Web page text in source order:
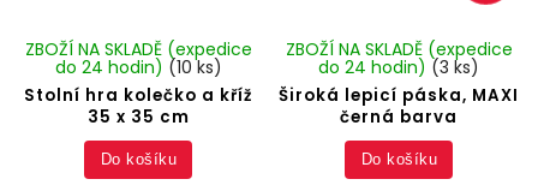
Stolní hra kolečko a kříž
35 x 35 cm
ZBOŽÍ NA SKLADĚ (expedice
do 24 hodin) (10 ks)
Do košíku
Široká lepicí páska, MAXI
černá barva
ZBOŽÍ NA SKLADĚ (expedice
do 24 hodin) (3 ks)
Do košíku